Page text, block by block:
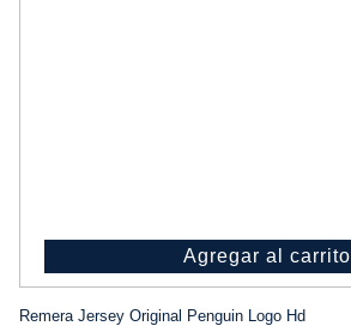
Agregar al carrito
Remera Jersey Original Penguin Logo Hd